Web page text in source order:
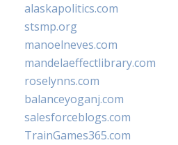
alaskapolitics.com
stsmp.org
manoelneves.com
mandelaeffectlibrary.com
roselynns.com
balanceyoganj.com
salesforceblogs.com
TrainGames365.com